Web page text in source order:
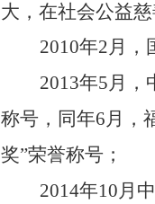
大， 在社会公益
2010年2月，
2013年5月，
称号，同年6月，
奖”荣誉称号；
2014年10月